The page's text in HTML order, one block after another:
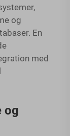
og
En
med
og